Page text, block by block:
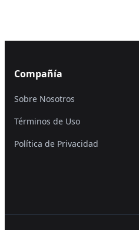
Compañía
Sobre Nosotros
Términos de Uso
Política de Privacidad